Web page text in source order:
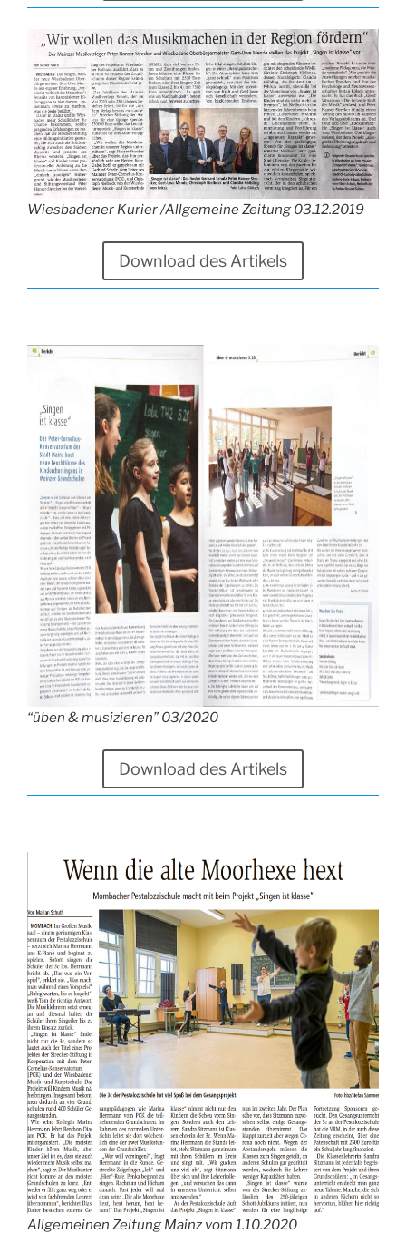
Wiesbadener Kurier /Allgemeine Zeitung 03.12.2019
Download des Artikels
“üben & musizieren” 03/2020
Download des Artikels
Allgemeinen Zeitung Mainz vom 1.10.2020